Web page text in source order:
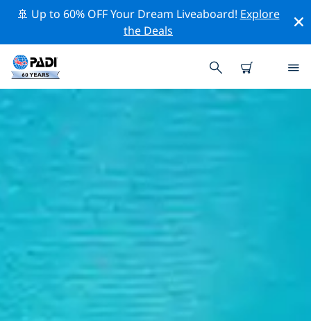
🚢 Up to 60% OFF Your Dream Liveaboard! Explore
the Deals